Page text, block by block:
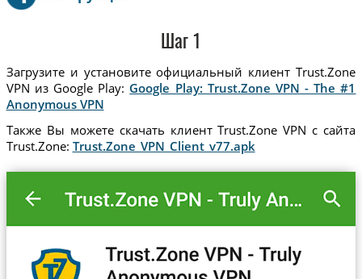
Шаг 1
Загрузите и установите официальный клиент Trust.Zone
VPN из Google Play: Google Play: Trust.Zone VPN - The #1
Anonymous VPN
Также Вы можете скачать клиент Trust.Zone VPN с сайта
Trust.Zone: Trust.Zone_VPN_Client_v77.apk